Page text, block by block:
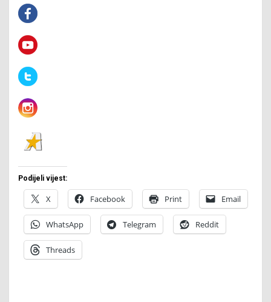
Podijeli vijest:
X Facebook Print Email
WhatsApp Telegram Reddit
Threads